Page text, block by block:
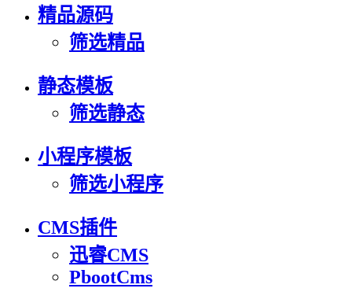
精品源码
筛选精品
静态模板
筛选静态
小程序模板
筛选小程序
CMS插件
迅睿CMS
PbootCms